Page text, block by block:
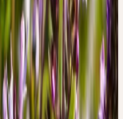
ni ardente ni violente
calorifiques. La
et la reconnaissance
affective et d'attention ou
des voies
du thym agit de